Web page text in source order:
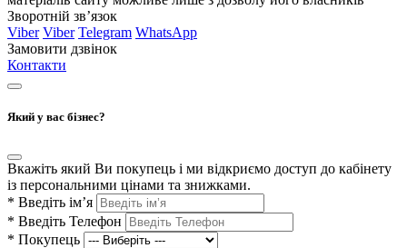
Зворотній зв’язок
Viber Viber Telegram WhatsApp
Замовити дзвінок
Контакти
Який у вас бізнес?
Вкажіть який Ви покупець і ми відкриємо доступ до кабінету
із персональними цінами та знижками.
* Введіть ім’я
* Введіть Телефон
* Покупець